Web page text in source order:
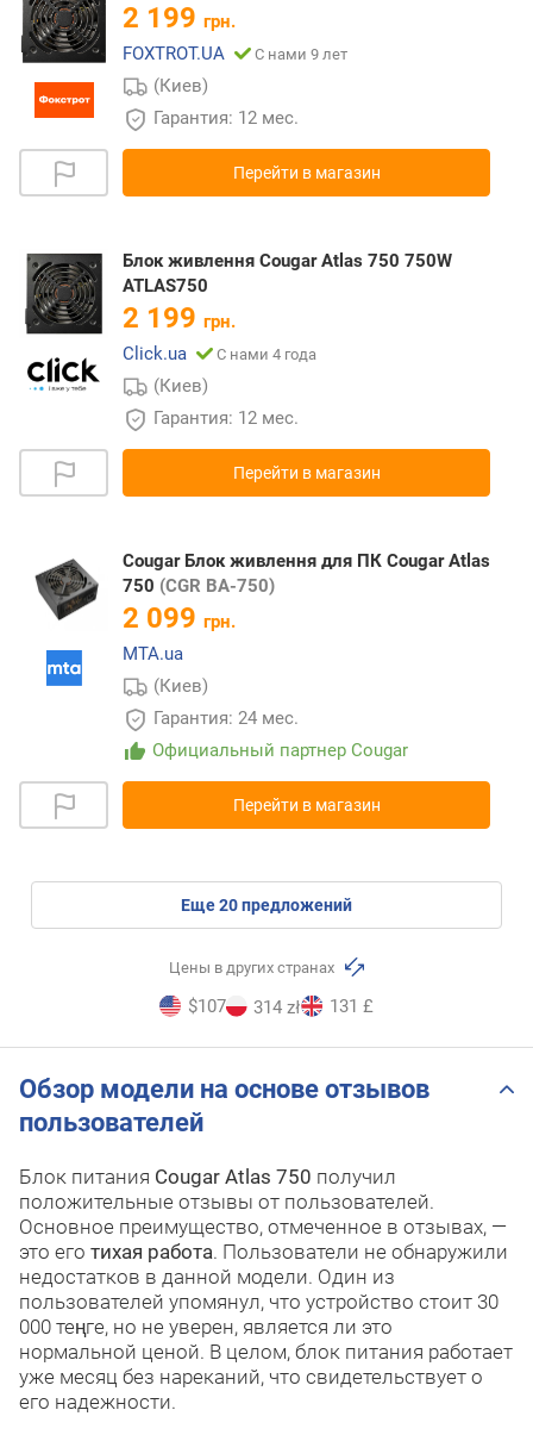
2 199 грн.
FOXTROT.UA
С нами 9 лет
(Киев)
Гарантия: 12 мес.
Перейти в магазин
Блок живлення Cougar Atlas 750 750W
ATLAS750
2 199 грн.
Click.ua
С нами 4 года
(Киев)
Гарантия: 12 мес.
Перейти в магазин
Cougar Блок живлення для ПК Cougar Atlas
750 (CGR BA-750)
2 099 грн.
MTA.ua
(Киев)
Гарантия: 24 мес.
Официальный партнер Cougar
Перейти в магазин
eще20предложений
Цены в других странах
$107 314 zł 131 £
Обзор модели на основе отзывов
пользователей
Блок питания Cougar Atlas 750 получил
положительные отзывы от пользователей.
Основное преимущество, отмеченное в отзывах, —
это его тихая работа. Пользователи не обнаружили
недостатков в данной модели. Один из
пользователей упомянул, что устройство стоит 30
000 теңге, но не уверен, является ли это
нормальной ценой. В целом, блок питания работает
уже месяц без нареканий, что свидетельствует о
его надежности.